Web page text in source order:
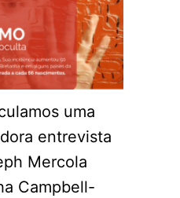
uma
entrevista
Mercola
Campbell-